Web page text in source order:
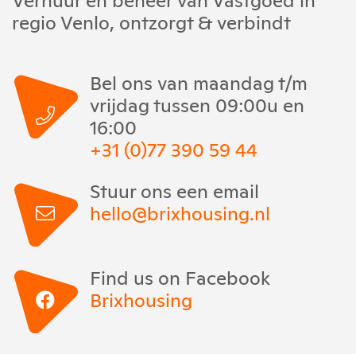
regio Venlo, ontzorgt & verbindt
Bel ons van maandag t/m
vrijdag tussen 09:00u en
16:00
+31 (0)77 390 59 44
Stuur ons een email
hello@brixhousing.nl
Find us on Facebook
Brixhousing